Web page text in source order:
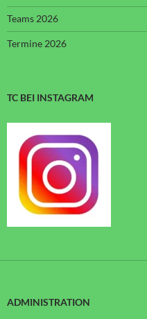
Teams 2026
Termine 2026
TC BEI INSTAGRAM
ADMINISTRATION